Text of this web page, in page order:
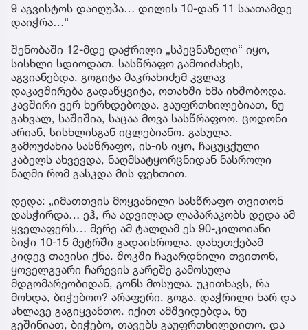
9 აგვისტოს დაიღუპა… დილის 10-დან 11 საათამდე
დაიჭრა…“
შენობაში 12-მდე დაჭრილი „სპეცნაზელი“ იყო,
სისხლი სდიოდათ. სასწრაფო გამოიძახეს,
აგვიანებდა. გოგიტა მაკრახიძემ კვლავ
დაკავშირება გადაწყვიტა, ოთახში ხმა იხშობოდა,
კავშირი ვერ ხერხდებოდა. გაუფრთხილებიათ, ნუ
გახვალ, საშიშია, საცაა მოვა სასწრაფოო. ცოდონი
არიან, სისხლისგან იცლებიანო. გასულა.
გამოუძახია სასწრაფო, ის-ის იყო, ჩაცუცქული
კაბელს ახვევდა, ნაღმსატყორცნიდან ნასროლი
ნაღმი რომ გასკდა მის ფეხთით.
დედა: „იმათთვის მოყვანილი სასწრაფო თვითონ
დასჭირდა… ეჰ, რა ადვილად ლაპარაკობს დედა ამ
ყველაფერს… მერე ამ ტალღამ ეს 90-კილოიანი
ბიჭი 10-15 მეტრში გადაისროლა. დახეთქებამ
კიდევ თავისი ქნა. შოკში ჩავარდნილი თვითონ,
ყოველგვარი ჩარევის გარეშე გამოსულა
მდგომარეობიდან, გონს მოსულა. უკითხავს, რა
მოხდა, ბიჭებოო? არაფერი, გოგა, დაჭრილი ხარ და
ახლავე გაგიყვანთო. იქით ამშვიდებდა, ნუ
გეშინიათ, ბიჭებო, თავებს გაუფრთხილდითო. და